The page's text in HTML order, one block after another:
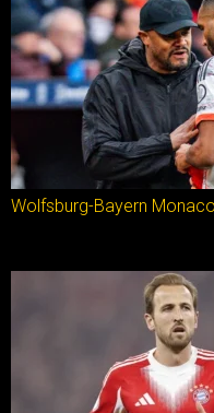
Wolfsburg-Bayern